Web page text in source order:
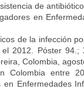
de
en
de la infección
2012. Póster 94.;
Colombia,
Colombia entre
Enfermedades